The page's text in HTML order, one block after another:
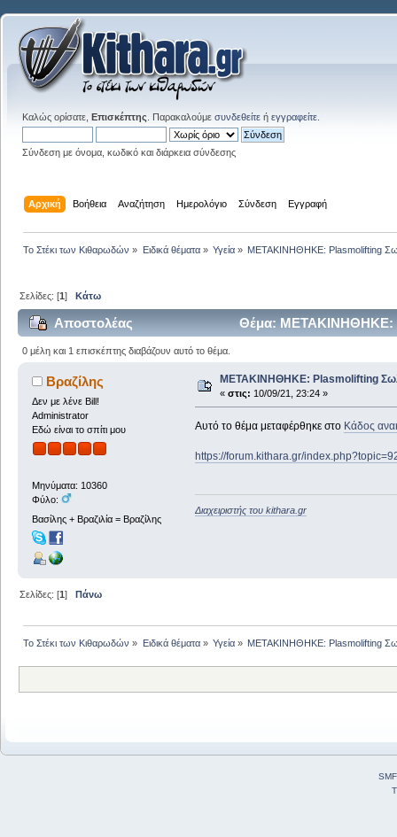
Καλώς ορίσατε, Επισκέπτης . Παρακαλούμε συνδεθείτε ή εγγραφείτε
Σύνδεση με όνομα, κωδικό και διάρκεια σύνδεσης
Αρχική Βοήθεια Αναζήτηση Ημερολόγιο Σύνδεση Εγγραφή
Το Στέκι των Κιθαρωδών » Ειδικά θέματα» Υγεία» ΜΕΤΑΚΙΝΗΘΗΚΕ: Plasmolifting
Σελίδες: [1]Κάτω
Αποστολέας Θέμα: ΜΕΤΑΚΙΝΗΘΗΚΕ:
0 μέλη και 1 επισκέπτης διαβάζουν αυτό το θέμα.
Βραζίλης
Δεν με λένε Bill!
Administrator
Εδώ είναι το σπίτι μου
Μηνύματα: 10360
Φύλο:
Βασίλης + Βραζιλία = Βραζίλης
ΜΕΤΑΚΙΝΗΘΗΚΕ: Plasmolifting
« στις: 10/09/21, 23:24 »
Αυτό το θέμα μεταφέρθηκε στο Κάδος
https://forum.kithara.gr/
Διαχειριστής του kithara.gr
Σελίδες: [1]Πάνω
Το Στέκι των Κιθαρωδών » Ειδικά θέματα» Υγεία» ΜΕΤΑΚΙΝΗΘΗΚΕ: Plasmolifting